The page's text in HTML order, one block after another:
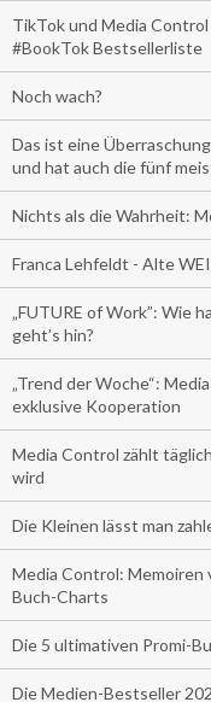
TikTok und Media
#BookTok Bestsellerliste
Noch wach?
Das ist eine
und hat auch die fünf
Nichts als die Wahrheit:
Franca Lehfeldt - Alte
„FUTURE of Work”: Wie
geht’s hin?
„Trend der Woche“:
exklusive Kooperation
Media Control zählt
wird
Die Kleinen lässt man
Media Control: Memoiren
Buch-Charts
Die 5 ultimativen Promi-
Die Medien-Bestseller